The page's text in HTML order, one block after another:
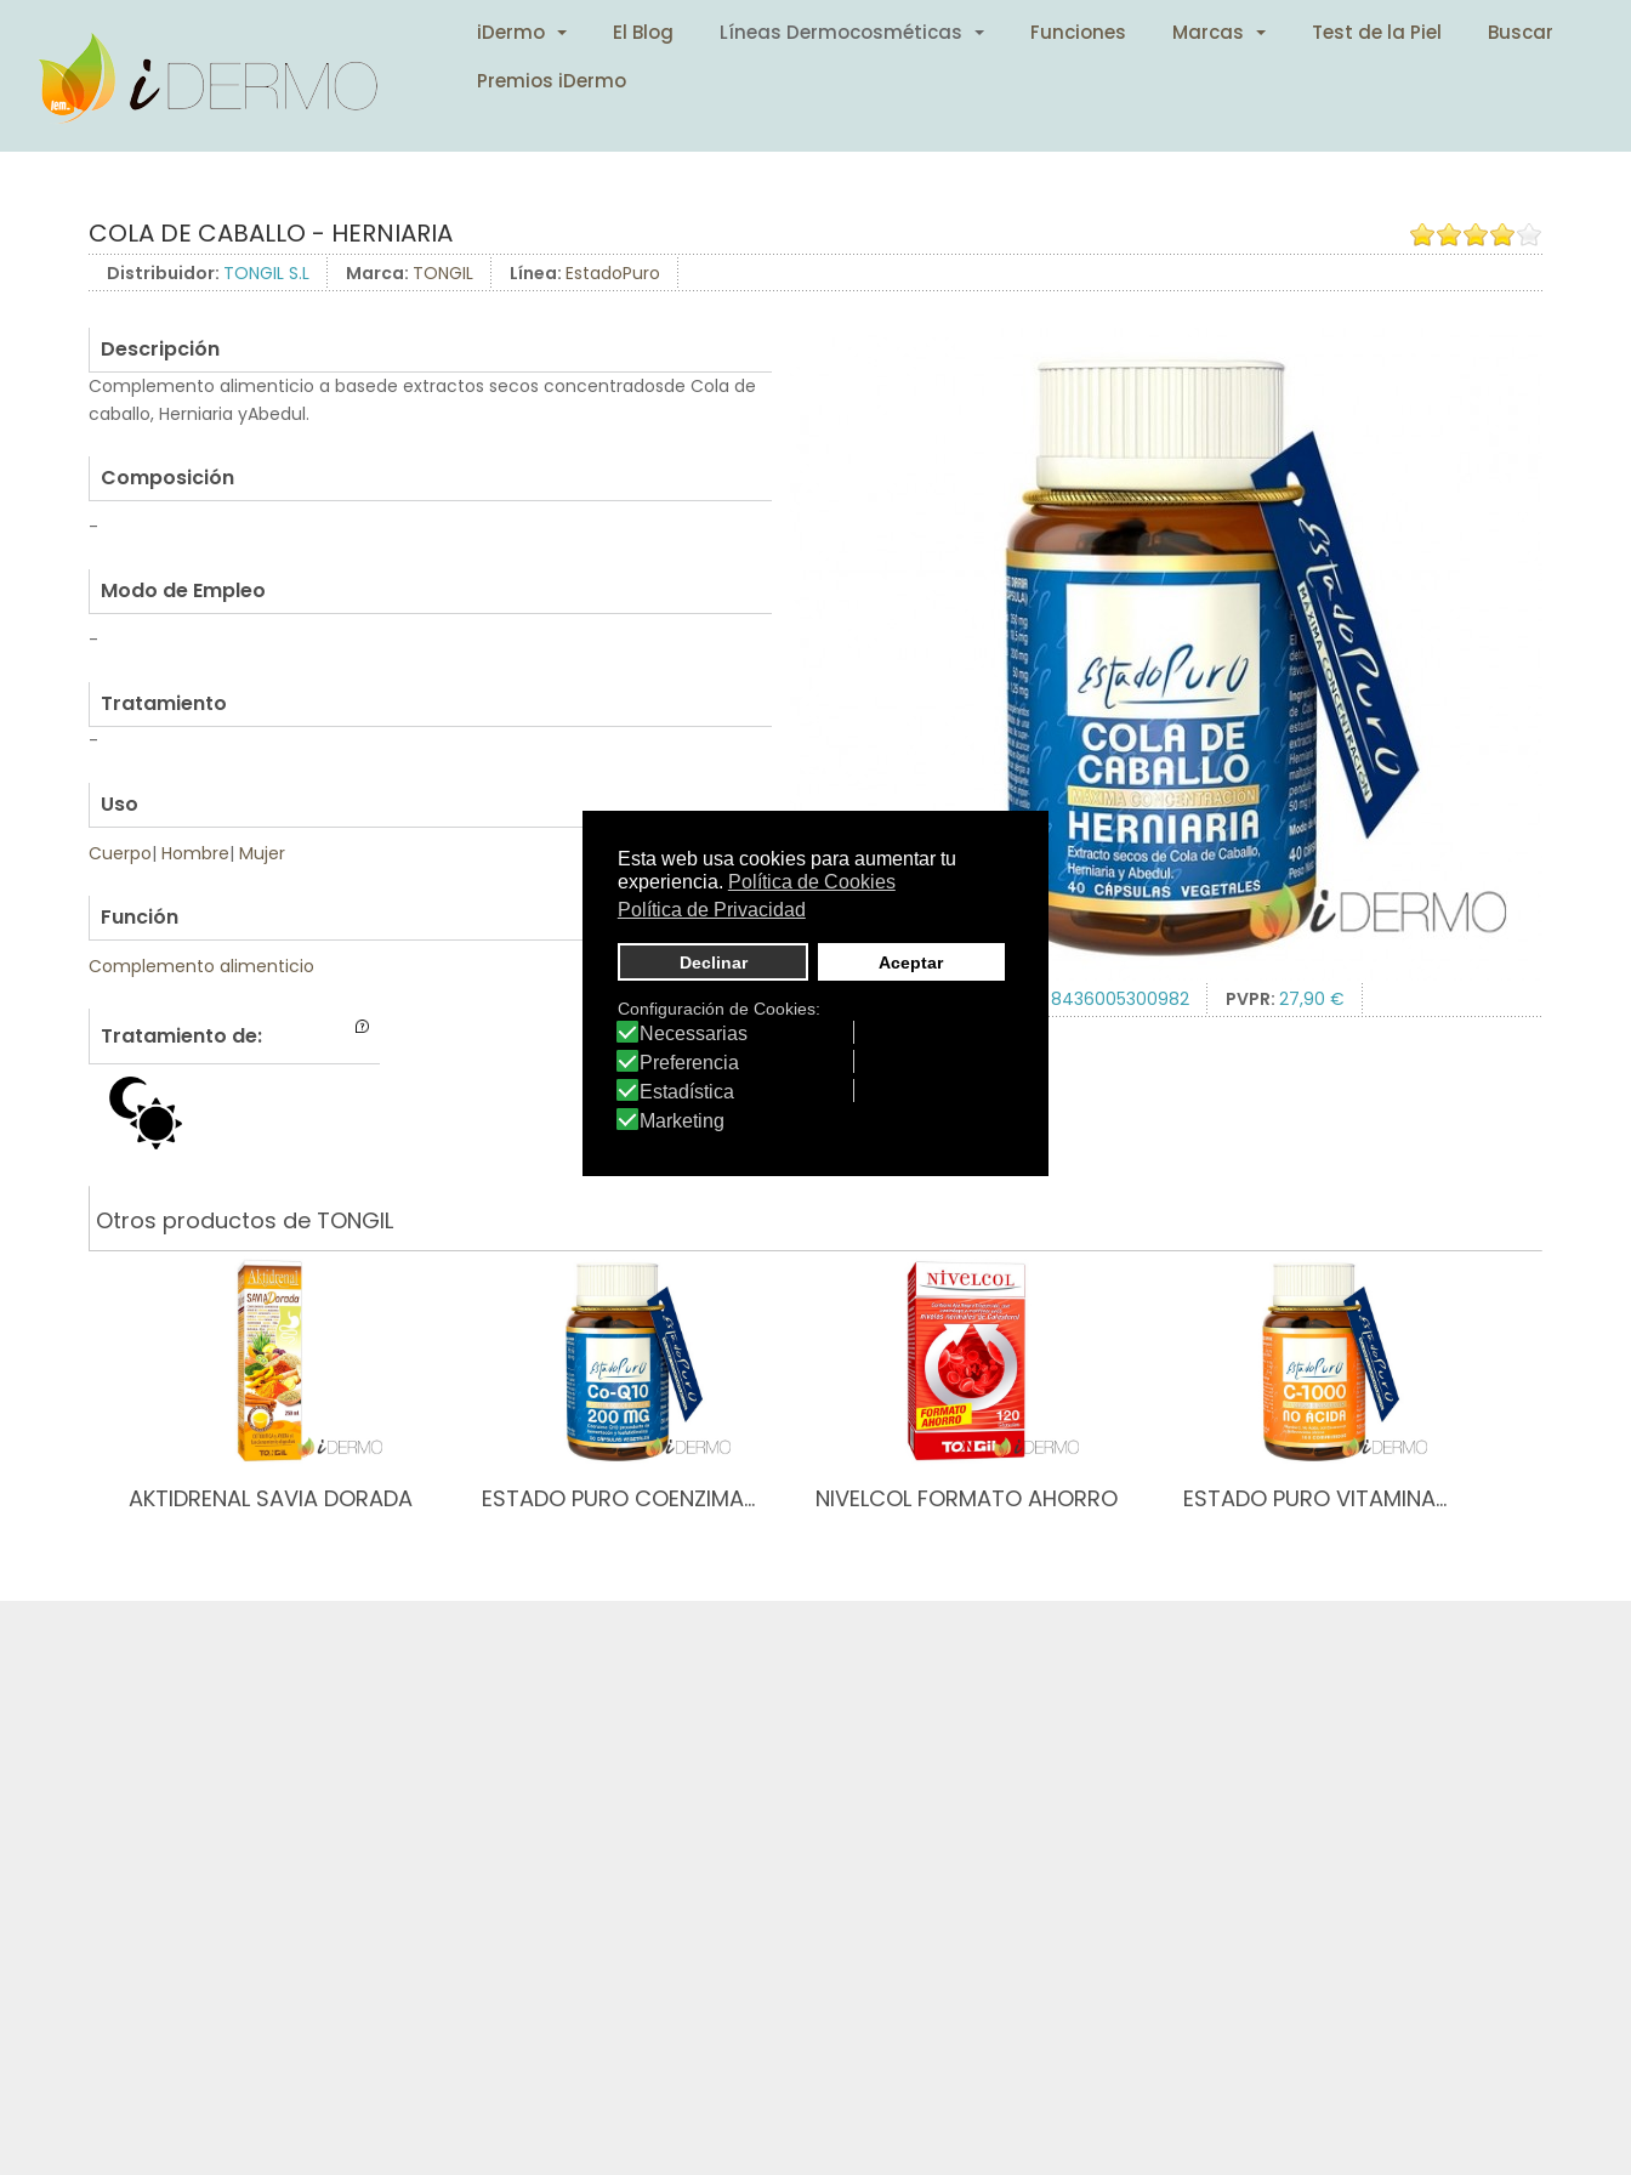
iDermo El Blog Líneas Dermocosméticas Funciones Marcas Test de la Piel
Buscar
Premios iDermo
COLA DE CABALLO - HERNIARIA
Distribuidor: TONGIL S.L Marca: TONGIL Línea: EstadoPuro
Tamaño: 8436005300982 PVPR: 27,90 €
Descripción
Complemento alimenticio a basede extractos secos concentradosde Cola de
caballo, Herniaria yAbedul.
Composición
-
Modo de Empleo
-
Tratamiento
-
Uso
Cuerpo| Hombre| Mujer
Función
Complemento alimenticio
Tratamiento de:
Otros productos de TONGIL
AKTIDRENAL SAVIA DORADA ESTADO PURO COENZIMA… NIVELCOL FORMATO AHORRO ESTADO PURO VITAMINA…